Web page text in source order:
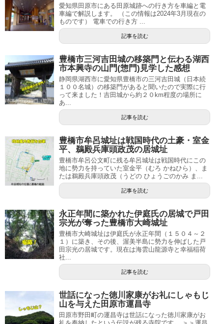
愛知県田原市にある田原城跡への行き方を車編と電
車編で解説します。 （この情報は2024年3月現在の
ものです） 電車での行き方 ...
記事を読む
豊橋市三河吉田城の移築門と伝わる湖西
市本興寺の山門(惣門)見学した感想
静岡県湖西市に愛知県豊橋市の三河吉田城（日本続
１００名城）の移築門があると聞いたので実際に行
って来ました！吉田城から約２０km程度の場所に
あ...
記事を読む
豊橋市牟呂城址は戦国時代の土豪・室金
平、鵜殿兵庫頭政茂の居城址
豊橋市牟呂公文町に残る牟呂城址は戦国時代にこの
地に勢力を持っていた室金平（むろ かねひら）、ま
たは鵜殿兵庫頭政茂（うどの ひょうごのかみ ま...
記事を読む
永正年間に築かれた伊庭氏の居城で戸田
宗光が奪った豊橋市大崎城址
豊橋市大崎城址は伊庭氏が永正年間（１５０４～２
１）に築き、その後、渥美半島に勢力を伸ばした戸
田宗光の居城です。現在は海雲山龍源寺と幸福稲荷
社...
記事を読む
世話になった徳川家康がお礼にしゃもじ
山を与えた田原市運昌寺
田原市野田町の運昌寺は世話になった徳川家康がお